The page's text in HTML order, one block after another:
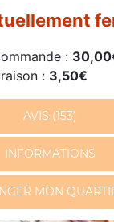
:
: 3,50€
AVIS (153)
INFORMATIONS
MON